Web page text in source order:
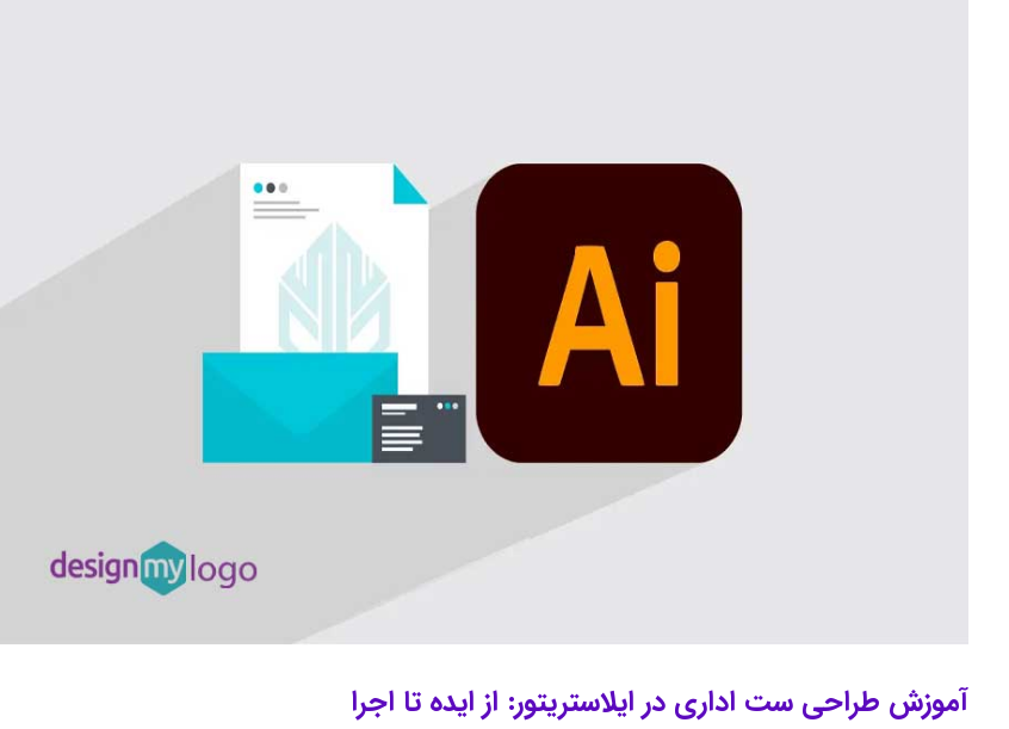
آموزش طراحی ست اداری در ایلاستریتور: از ایده تا اجرا